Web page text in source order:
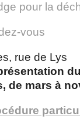
pour la
vous
rue de Lys
de mars à